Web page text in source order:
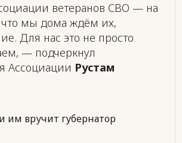
ветеранов СВО — на
что мы дома ждём их,
Для нас это не просто
— подчеркнул
Ассоциации Рустам
им вручит губернатор